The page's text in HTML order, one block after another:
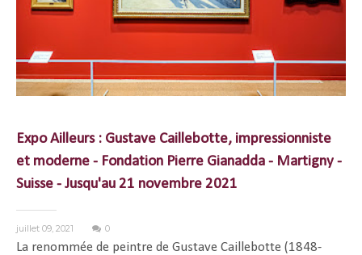
Expo Ailleurs : Gustave Caillebotte, impressionniste
et moderne - Fondation Pierre Gianadda - Martigny -
Suisse - Jusqu'au 21 novembre 2021
juillet 09, 2021 0
La renommée de peintre de Gustave Caillebotte (1848-